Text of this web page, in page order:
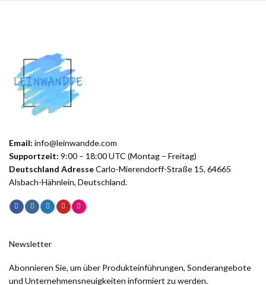
Email: info@leinwandde.com
Supportzeit: 9:00 – 18:00 UTC (Montag – Freitag)
Deutschland AdresseCarlo-Mierendorff-Straße 15, 64665
Alsbach-Hähnlein, Deutschland.
Newsletter
Abonnieren Sie, um über Produkteinführungen, Sonderangebote
und Unternehmensneuigkeiten informiert zu werden.